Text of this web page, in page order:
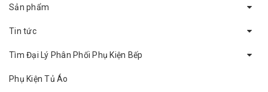
Sản phẩm
Tin tức
Tìm Đại Lý Phân Phối Phụ Kiện Bếp
Phụ Kiện Tủ Áo